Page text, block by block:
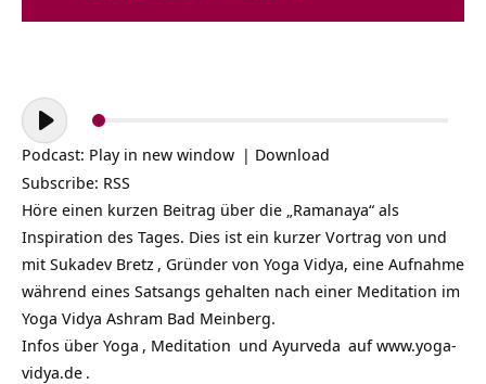
Audio-
Player
Podcast: Play in new window | Download
Subscribe: RSS
Höre einen kurzen Beitrag über die „Ramanaya“ als
Inspiration des Tages. Dies ist ein kurzer Vortrag von und
mit Sukadev Bretz , Gründer von Yoga Vidya, eine Aufnahme
während eines Satsangs gehalten nach einer Meditation im
Yoga Vidya Ashram Bad Meinberg.
Infos über Yoga , Meditation und Ayurveda aufwww.yoga-
vidya.de .